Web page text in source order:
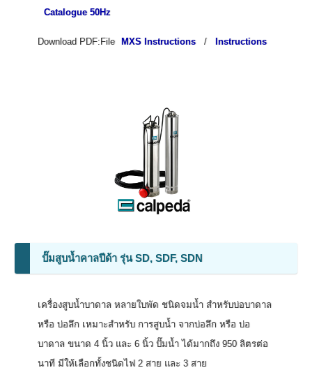
Catalogue 50Hz
Download PDF:File MXS Instructions / Instructions
ปั๊มสูบน้ำคาลปีด้า รุ่น SD, SDF, SDN
เครื่องสูบน้ำบาดาล หลายใบพัด ชนิดจมน้ำ สำหรับบ่อบาดาล
หรือ บ่อลึก เหมาะสำหรับ การสูบน้ำ จากบ่อลึก หรือ บ่อ
บาดาล ขนาด 4 นิ้ว และ 6 นิ้ว ปั๊มน้ำ ได้มากถึง 950 ลิตรต่อ
นาที มีให้เลือกทั้งชนิดไฟ 2 สาย และ 3 สาย